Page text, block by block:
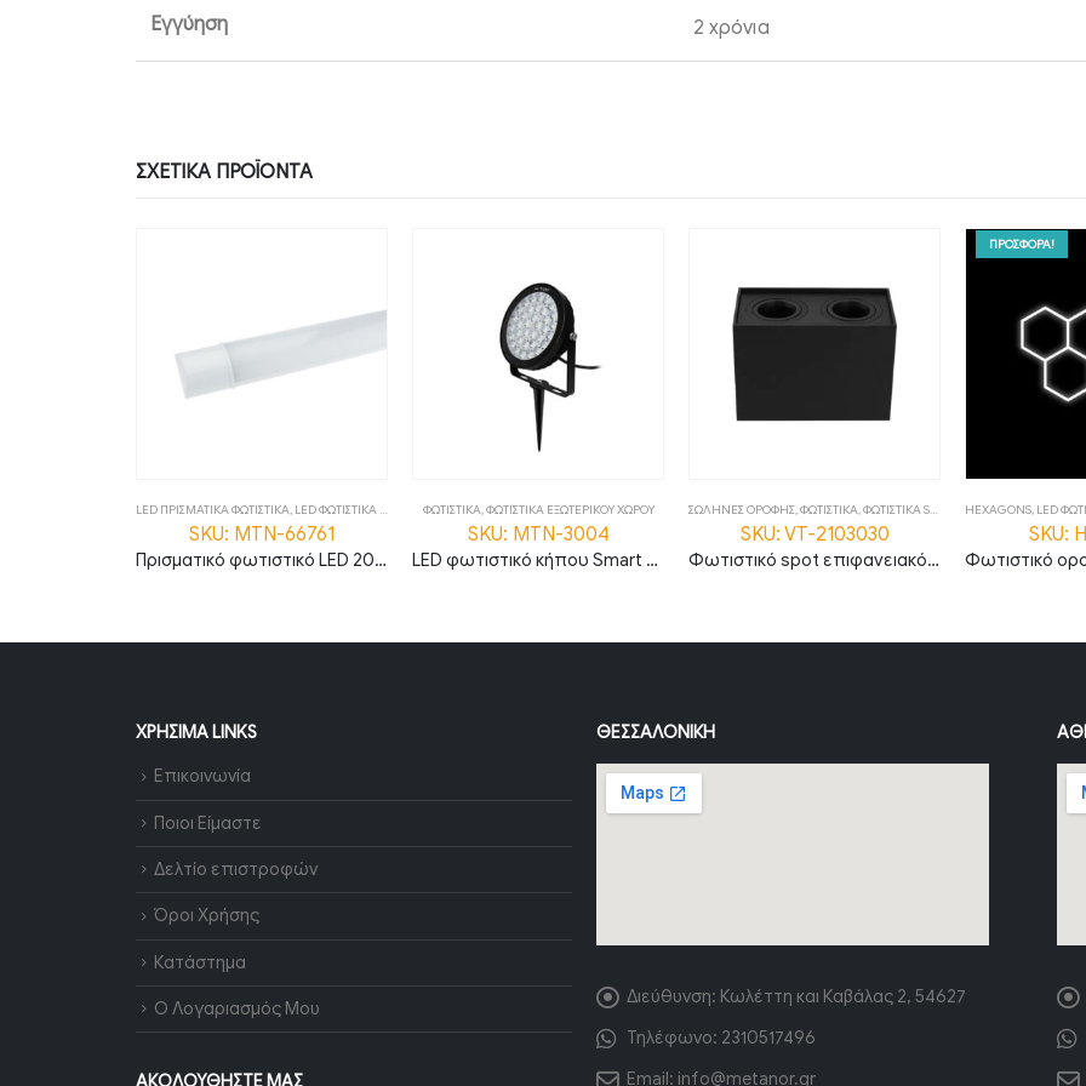
Εγγύηση 2 χρόνια
ΣΧΕΤΙΚΆ ΠΡΟΪΌΝΤΑ
LED ΠΡΙΣΜΑΤΙΚΑ ΦΩΤΙΣΤΙΚΑ, LED ΦΩΤΙΣΤΙΚΑ ΟΡΟΦΗΣ ,ΦΩΤΙΣΤΙΚΑ
SKU: MTN-66761
Πρισματικό φωτιστικό LED 20W 2800K θερμό λευκό 60cm IP20 MTN-66761
ΦΩΤΙΣΤΙΚΑ,ΦΩΤΙΣΤΙΚΑ ΕΞΩΤΕΡΙΚΟΥ ΧΩΡΟΥ
SKU: MTN-3004
LED φωτιστικό κήπου Smart 25W RGB+CCT IP66 MTN-3004
ΣΩΛΗΝΕΣ ΟΡΟΦΗΣ,ΦΩΤΙΣΤΙΚΑ,ΦΩΤΙΣΤΙΚΑ SPOT
SKU: VT-2103030
Φωτιστικό spot επιφανειακό 2xGU10 τετράγωνο με μαύρο σώμα
ΠΡΟΣΦΟΡΑ!
HEXAGONS, LED
SKU:
ΧΡΉΣΙΜΑ LINKS
Επικοινωνία
Ποιοι Είμαστε
Δελτίο επιστροφών
Όροι Χρήσης
Κατάστημα
Ο Λογαριασμός Μου
ΘΕΣΣΑΛΟΝΊΚΗ
Διεύθυνση: Κωλέττη και Καβάλας 2, 54627
Τηλέφωνο: 2310517496
Email: info@metanor.gr